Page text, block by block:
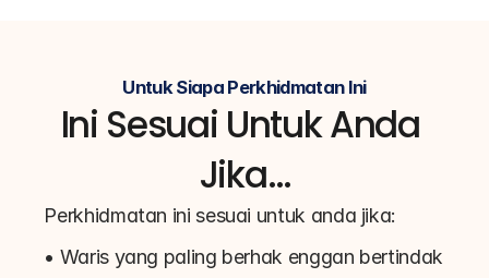
Untuk Siapa Perkhidmatan Ini
Ini Sesuai Untuk Anda
Jika…
Perkhidmatan ini sesuai untuk anda jika:
• Waris yang paling berhak enggan bertindak